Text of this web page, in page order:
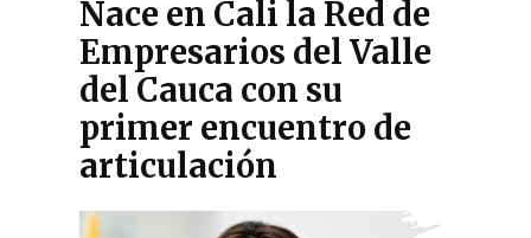
Nace en Cali la Red de
Empresarios del Valle
del Cauca con su
primer encuentro de
articulación